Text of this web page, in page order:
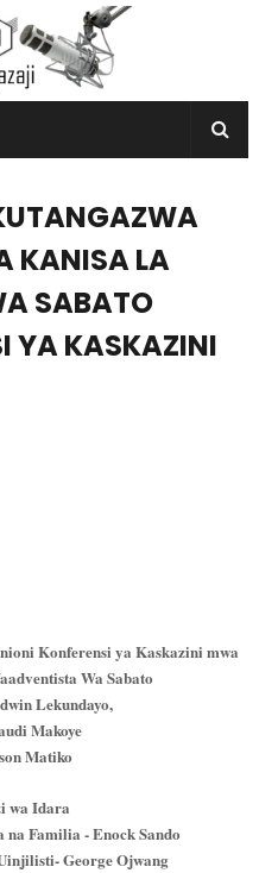
KANISA LA
SABATO
YA KASKAZINI
Konferensi ya Kaskazini mwa
Wa Sabato
Lekundayo,
Makoye
Matiko
wa Idara
Familia - Enock Sando
George Ojwang